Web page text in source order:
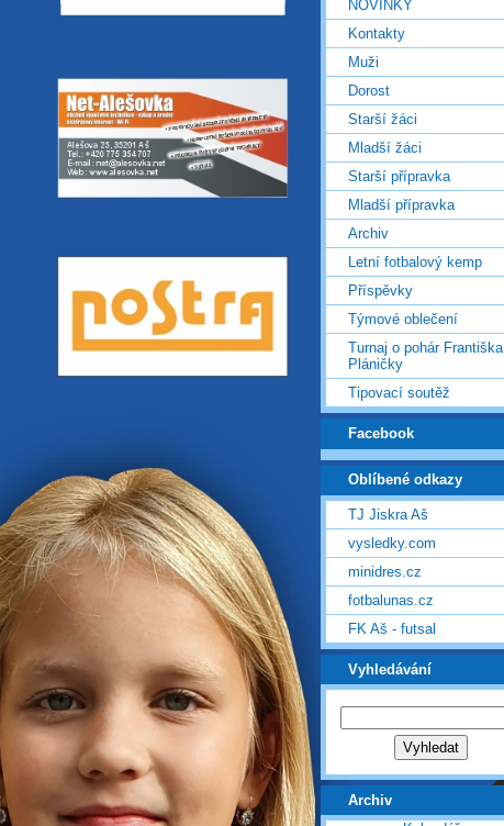
NOVINKY
Kontakty
Muži
Dorost
Starší žáci
Mladší žáci
Starší přípravka
Mladší přípravka
Archiv
Letní fotbalový kemp
Příspěvky
Týmové oblečení
Turnaj o pohár Františka
Pláničky
Tipovací soutěž
Facebook
Oblíbené odkazy
TJ Jiskra Aš
vysledky.com
minidres.cz
fotbalunas.cz
FK Aš - futsal
Vyhledávání
Archiv